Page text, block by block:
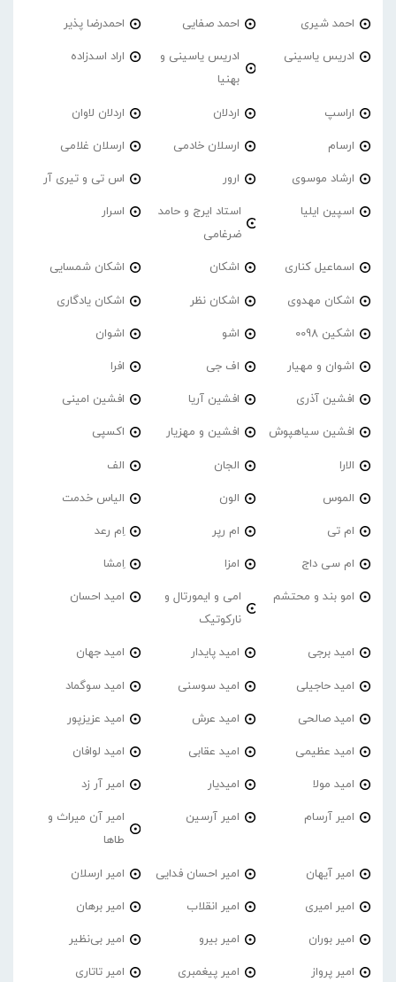
احمد شیری احمد صفایی احمدرضا پذیر
ادریس یاسینی
ادریس یاسینی و
بهنیا
اراد اسدزاده
اراسپ اردلان اردلان لاوان
ارسام ارسلان خادمی ارسلان غلامی
ارشاد موسوی ارور اس تی و تیری آر
اسپین ایلیا
استاد ایرج و حامد
ضرغامی
اسرار
اسماعیل کناری اشکان اشکان شمسایی
اشکان مهدوی اشکان نظر اشکان یادگاری
اشکین 0098 اشو اشوان
اشوان و مهیار اف جی افرا
افشین آذری افشین آریا افشین امینی
افشین سیاهپوش افشین و مهزیار اکسپی
الارا الجان الف
الموس الون الیاس خدمت
ام تی ام رپر اِم رعد
ام سی داج امزا اِمشا
امو بند و محتشم
امی و ایمورتال و
نارکوتیک
امید احسان
امید برجی امید پایدار امید جهان
امید حاجیلی امید سوسنی امید سوگماد
امید صالحی امید عرش امید عزیزپور
امید عظیمی امید عقابی امید لوافان
امید مولا امیدیار امیر آر زد
امیر آرسام امیر آرسین
امیر آن میراث و
طاها
امیر آیهان امیر احسان فدایی امیر ارسلان
امیر امیری امیر انقلاب امیر برهان
امیر‌ بوران امیر بیرو امیر بی‌نظیر
امیر پرواز امیر پیغمبری امیر تاتاری